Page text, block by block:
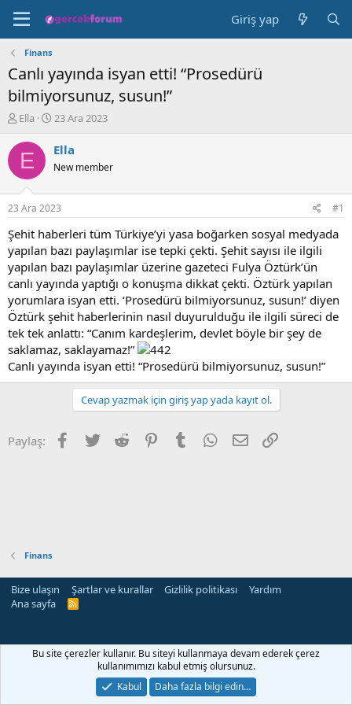
Giriş yap
Finans
Canlı yayında isyan etti! “Prosedürü
bilmiyorsunuz, susun!”
K
n
b
u
u
b
a
l
a
t
a
n
Ella
B
ş
a
g
ı
ç
a
r
i
h
i
23 Ara 2023
E Ella
New member
23 Ara 2023 #1
Şehit haberleri tüm Türkiye’yi yasa boğarken sosyal medyada
yapılan bazı paylaşımlar ise tepki çekti. Şehit sayısı ile ilgili
yapılan bazı paylaşımlar üzerine gazeteci Fulya Öztürk’ün
canlı yayında yaptığı o konuşma dikkat çekti. Öztürk yapılan
yorumlara isyan etti. ‘Prosedürü bilmiyorsunuz, susun!’ diyen
Öztürk şehit haberlerinin nasıl duyurulduğu ile ilgili süreci de
tek tek anlattı: “Canım kardeşlerim, devlet böyle bir şey de
saklamaz, saklayamaz!”
Canlı yayında isyan etti! “Prosedürü bilmiyorsunuz, susun!”
Cevap yazmak için giriş yap yada kayıt ol.
Paylaş: Facebook
Twitter Reddit PinterestTumblr WhatsApp
E-posta
Finans
Bize ulaşın Şartlar ve kurallar Gizlilik politikası
Yardım
Ana sayfa
R
Bu site çerezler kullanır. Bu siteyi kullanmaya devam ederek çerez
kullanımımızı kabul etmiş olursunuz.
Kabul
Daha fazla bilgi edin…